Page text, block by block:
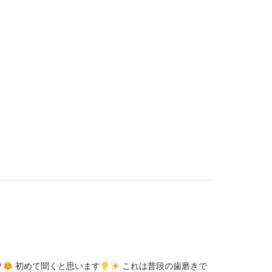
初めて聞くと思います これは普段の歯磨きで